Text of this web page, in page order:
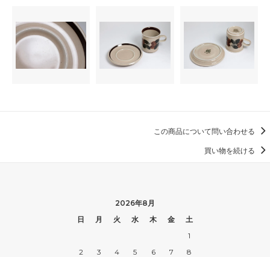
この商品について問い合わせる
買い物を続ける
2026年8月
日
月 火 水 木 金
土
1
2
3 4 5 6 7
8